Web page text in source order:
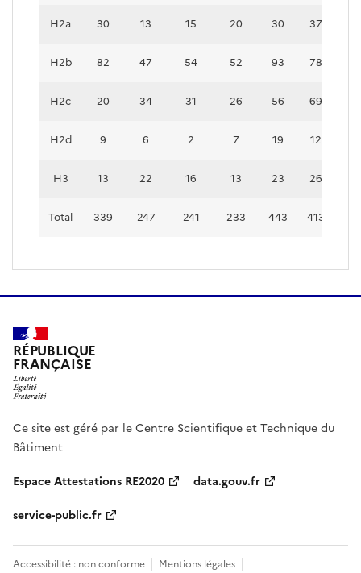
H2a 30 13 15 20 30 37
H2b 82 47 54 52 93 78
H2c 20 34 31 26 56 69
H2d 9 6 2 7 19 12
H3 13 22 16 13 23 26
Total 339 247 241 233 443 413
RÉPUBLIQUE
FRANÇAISE
Ce site est géré par le Centre Scientifique et Technique du
Bâtiment
Espace Attestations RE2020
data.gouv.fr
service-public.fr
Accessibilité : non conforme Mentions légales